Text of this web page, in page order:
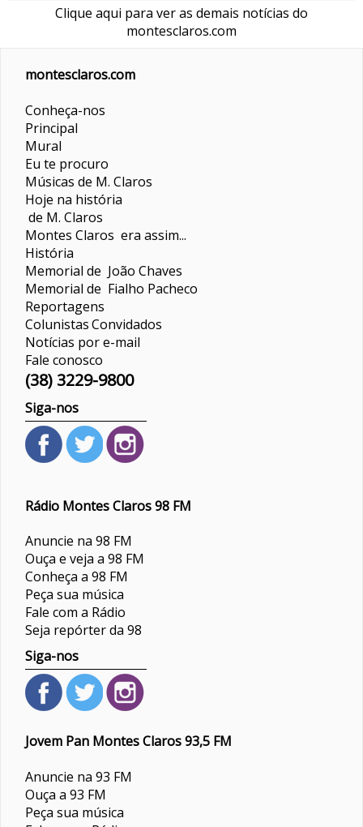
Clique aqui para ver as demais notícias do
montesclaros.com
montesclaros.com
Conheça-nos
Principal
Mural
Eu te procuro
Músicas de M. Claros
Hoje na história
de M. Claros
Montes Claros era assim...
História
Memorial de João Chaves
Memorial de Fialho Pacheco
Reportagens
ColunistasConvidados
Notícias por e-mail
Fale conosco
(38) 3229-9800
Siga-nos
Rádio Montes Claros 98 FM
Anuncie na 98 FM
Ouça e veja a 98 FM
Conheça a 98 FM
Peça sua música
Fale com a Rádio
Seja repórter da 98
Siga-nos
Jovem Pan Montes Claros 93,5 FM
Anuncie na 93 FM
Ouça a 93 FM
Peça sua música